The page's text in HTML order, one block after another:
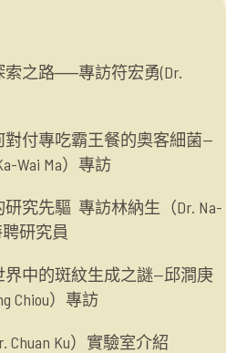
之路──專訪符宏勇(Dr.
對付專吃霸王餐的奧客細菌—
Wai Ma）專訪
究先驅 專訪林納生（Dr. Na-
聘研究員
界中的斑紋生成之謎—邱澗庚
Chiou）專訪
Chuan Ku）實驗室介紹